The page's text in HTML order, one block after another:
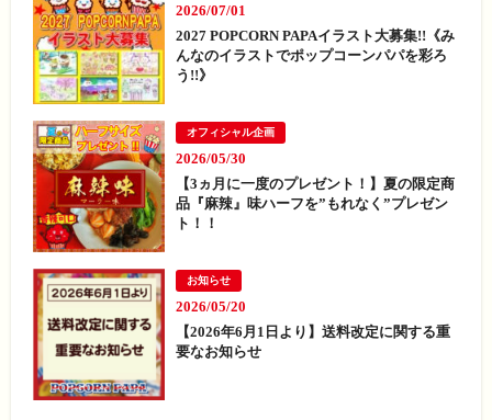
2026/07/01
2027 POPCORN PAPAイラスト大募集!!《み
んなのイラストでポップコーンパパを彩ろ
う!!》
オフィシャル企画
2026/05/30
【3ヵ月に一度のプレゼント！】夏の限定商
品『麻辣』味ハーフを”もれなく”プレゼン
ト！！
お知らせ
2026/05/20
【2026年6月1日より】送料改定に関する重
要なお知らせ